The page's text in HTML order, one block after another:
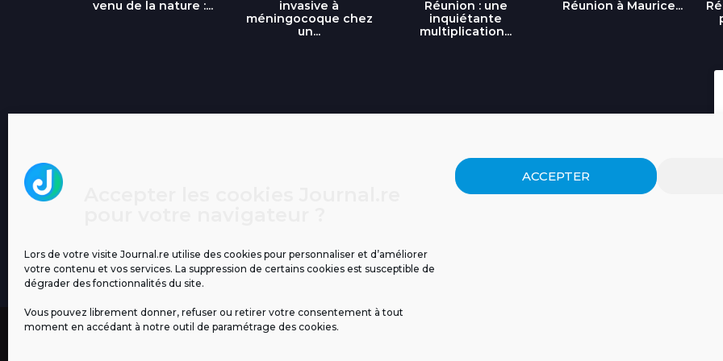
Lors de votre visite Journal.re utilise des cookies pour personnaliser et d’améliorer
votre contenu et vos services. La suppression de certains cookies est susceptible de
dégrader des fonctionnalités du site.
Vous pouvez librement donner, refuser ou retirer votre consentement à tout
moment en accédant à notre outil de paramétrage des cookies.
ACCEPTER
venu de la nature :...
invasive à
méningocoque chez
un...
Réunion : une
inquiétante
multiplication...
Réunion à Maurice...
MENTIONS LÉGALES PUBLICITÉ BLOG NOS ÉMISSIONS